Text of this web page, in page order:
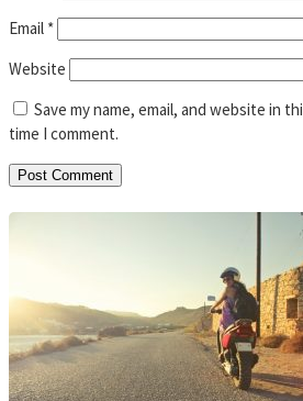
Email *
Website
Save my name, email, and website in
time I comment.